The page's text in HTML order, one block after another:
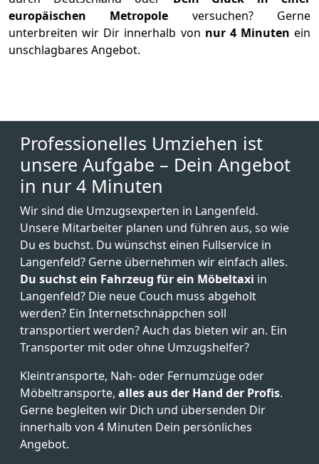
europäischen Metropole versuchen? Gerne
unterbreiten wir Dir innerhalb von nur 4 Minuten ein
unschlagbares Angebot.
Professionelles Umziehen ist
unsere Aufgabe – Dein Angebot
in nur 4 Minuten
Wir sind die Umzugsexperten in Langenfeld.
Unsere Mitarbeiter planen und führen aus, so wie
Du es buchst. Du wünschst einen Fullservice in
Langenfeld? Gerne übernehmen wir einfach alles.
Du suchst ein Fahrzeug für ein Möbeltaxi in
Langenfeld? Die neue Couch muss abgeholt
werden? Ein Internetschnäppchen soll
transportiert werden? Auch das bieten wir an. Ein
Transporter mit oder ohne Umzugshelfer?
Kleintransporte, Nah- oder Fernumzüge oder
Möbeltransporte, alles aus der Hand der Profis.
Gerne begleiten wir Dich und übersenden Dir
innerhalb von 4 Minuten Dein persönliches
Angebot.